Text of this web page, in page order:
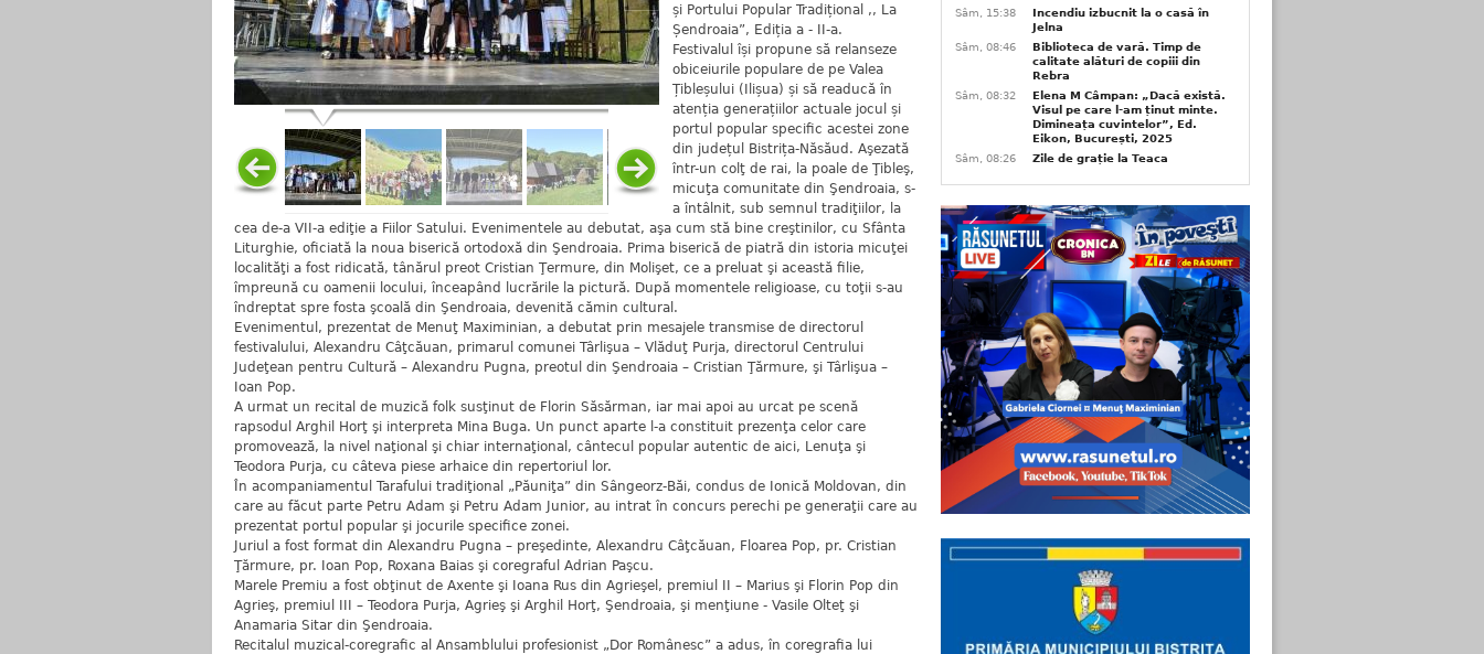
și Portului Popular Tradițional ,, La
Șendroaia”, Ediția a - II-a.
Festivalul își propune să relanseze
obiceiurile populare de pe Valea
Țibleșului (Ilișua) și să readucă în
atenția generațiilor actuale jocul și
portul popular specific acestei zone
din județul Bistrița-Năsăud. Aşezată
într-un colţ de rai, la poale de Ţibleş,
micuţa comunitate din Şendroaia, s-
a întâlnit, sub semnul tradiţiilor, la
cea de-a VII-a ediţie a Fiilor Satului. Evenimentele au debutat, aşa cum stă bine creştinilor, cu Sfânta
Liturghie, oficiată la noua biserică ortodoxă din Şendroaia. Prima biserică de piatră din istoria micuţei
localităţi a fost ridicată, tânărul preot Cristian Ţermure, din Molişet, ce a preluat şi această filie,
împreună cu oamenii locului, înceapând lucrările la pictură. După momentele religioase, cu toţii s-au
îndreptat spre fosta şcoală din Şendroaia, devenită cămin cultural.
Evenimentul, prezentat de Menuţ Maximinian, a debutat prin mesajele transmise de directorul
festivalului, Alexandru Câţcăuan, primarul comunei Târlişua – Vlăduţ Purja, directorul Centrului
Judeţean pentru Cultură – Alexandru Pugna, preotul din Şendroaia – Cristian Ţărmure, şi Târlişua –
Ioan Pop.
A urmat un recital de muzică folk susţinut de Florin Săsărman, iar mai apoi au urcat pe scenă
rapsodul Arghil Horţ şi interpreta Mina Buga. Un punct aparte l-a constituit prezenţa celor care
promovează, la nivel naţional şi chiar internaţional, cântecul popular autentic de aici, Lenuţa şi
Teodora Purja, cu câteva piese arhaice din repertoriul lor.
În acompaniamentul Tarafului tradiţional „Păuniţa” din Sângeorz-Băi, condus de Ionică Moldovan, din
care au făcut parte Petru Adam şi Petru Adam Junior, au intrat în concurs perechi pe generaţii care au
prezentat portul popular şi jocurile specifice zonei.
Juriul a fost format din Alexandru Pugna – preşedinte, Alexandru Câţcăuan, Floarea Pop, pr. Cristian
Ţărmure, pr. Ioan Pop, Roxana Baias şi coregraful Adrian Paşcu.
Marele Premiu a fost obţinut de Axente şi Ioana Rus din Agrieşel, premiul II – Marius şi Florin Pop din
Agrieş, premiul III – Teodora Purja, Agrieş şi Arghil Horţ, Şendroaia, şi menţiune - Vasile Olteţ şi
Anamaria Sitar din Şendroaia.
Recitalul muzical-coregrafic al Ansamblului profesionist „Dor Românesc” a adus, în coregrafia lui
Sâm, 15:38
Incendiu izbucnit la o casă în
Jelna
Sâm, 08:46
Biblioteca de vară. Timp de
calitate alături de copiii din
Rebra
Sâm, 08:32
Elena M Câmpan: „Dacă există.
Visul pe care l-am ținut minte.
Dimineața cuvintelor”, Ed.
Eikon, București, 2025
Sâm, 08:26
Zile de grație la Teaca